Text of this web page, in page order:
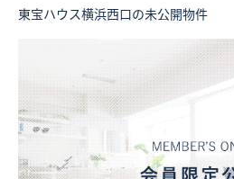
東宝ハウス横浜西口の未公開物件